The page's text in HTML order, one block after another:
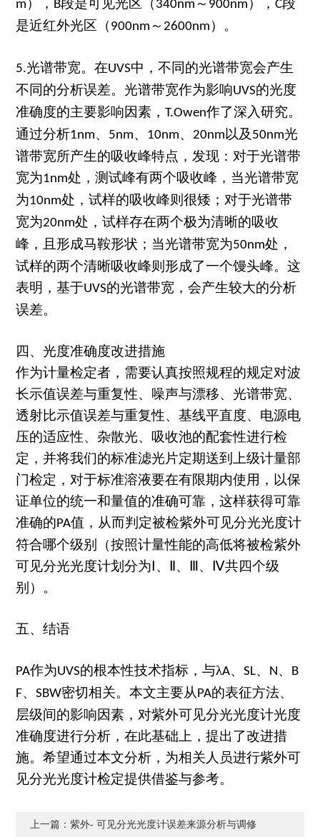
m ）， B段是可见光区（ 340nm ～ 900nm ），C段
是近红外光区（ 900nm ～ 2600nm ）。
5.光谱带宽。在UVS中，不同的光谱带宽会产生
不同的分析误差。光谱带宽作为影响UVS的光度
准确度的主要影响因素，T.Owen作了深入研究。
通过分析1nm、 5nm、 10nm、 20nm 以及 50nm光
谱带宽所产生的吸收峰特点，发现：对于光谱带
宽为1nm处，测试峰有两个吸收峰，当光谱带宽
为10nm处，试样的吸收峰则很矮；对于光谱带
宽为20nm处，试样存在两个极为清晰的吸收
峰，且形成马鞍形状；当光谱带宽为50nm处，
试样的两个清晰吸收峰则形成了一个馒头峰。这
表明，基于UVS的光谱带宽，会产生较大的分析
误差。
四、光度准确度改进措施
作为计量检定者，需要认真按照规程的规定对波
长示值误差与重复性、噪声与漂移、光谱带宽、
透射比示值误差与重复性、基线平直度、电源电
压的适应性、杂散光、吸收池的配套性进行检
定，并将我们的标准滤光片定期送到上级计量部
门检定，对于标准溶液要在有限期内使用，以保
证单位的统一和量值的准确可靠，这样获得可靠
准确的PA值，从而判定被检紫外可见分光光度计
符合哪个级别（按照计量性能的高低将被检紫外
可见分光光度计划分为Ⅰ、Ⅱ、Ⅲ、Ⅳ共四个级
别）。
五、结语
PA作为UVS的根本性技术指标，与λA、SL、 N、 B
F、SBW密切相关。本文主要从PA的表征方法、
层级间的影响因素，对紫外可见分光光度计光度
准确度进行分析，在此基础上，提出了改进措
施。希望通过本文分析，为相关人员进行紫外可
见分光光度计检定提供借鉴与参考。
上一篇：紫外- 可见分光光度计误差来源分析与调修